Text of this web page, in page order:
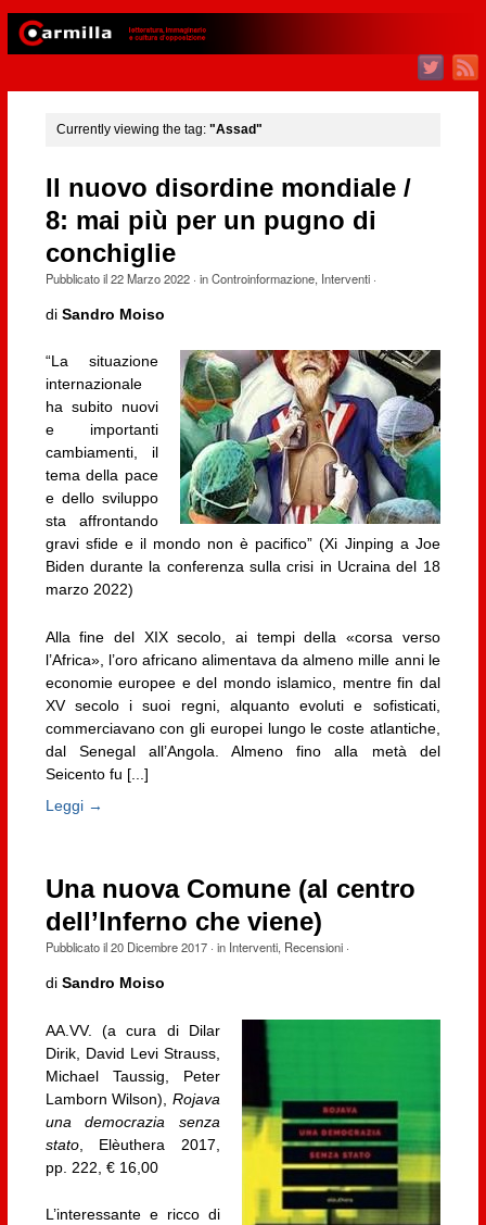
Currently viewing the tag: "Assad"
Il nuovo disordine mondiale /
8: mai più per un pugno di
conchiglie
Pubblicato il22 Marzo 2022· inControinformazione, Interventi·
di Sandro Moiso
“La situazione
internazionale
ha subito nuovi
e importanti
cambiamenti, il
tema della pace
e dello sviluppo
sta affrontando
gravi sfide e il mondo non è pacifico” (Xi Jinping a Joe
Biden durante la conferenza sulla crisi in Ucraina del 18
marzo 2022)
Alla fine del XIX secolo, ai tempi della «corsa verso
l’Africa», l’oro africano alimentava da almeno mille anni le
economie europee e del mondo islamico, mentre fin dal
XV secolo i suoi regni, alquanto evoluti e sofisticati,
commerciavano con gli europei lungo le coste atlantiche,
dal Senegal all’Angola. Almeno fino alla metà del
Seicento fu [...]
Leggi →
Una nuova Comune (al centro
dell’Inferno che viene)
Pubblicato il20 Dicembre 2017· in Interventi, Recensioni·
di Sandro Moiso
AA.VV. (a cura di Dilar
Dirik, David Levi Strauss,
Michael Taussig, Peter
Lamborn Wilson),Rojava
una democrazia senza
stato, Elèuthera 2017,
pp. 222, € 16,00
L’interessante e ricco di